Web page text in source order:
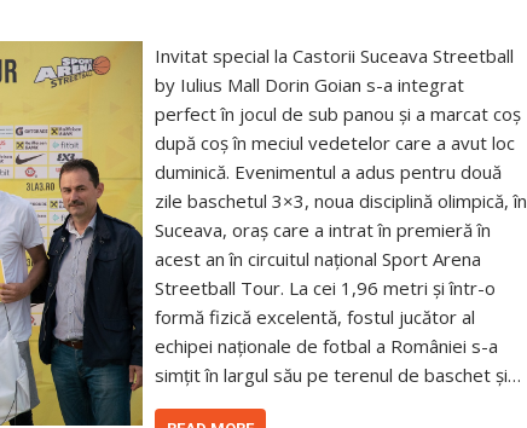
Invitat special la Castorii Suceava Streetball
by Iulius Mall Dorin Goian s-a integrat
perfect în jocul de sub panou și a marcat coș
după coș în meciul vedetelor care a avut loc
duminică. Evenimentul a adus pentru două
zile baschetul 3×3, noua disciplină olimpică, în
Suceava, oraș care a intrat în premieră în
acest an în circuitul național Sport Arena
Streetball Tour. La cei 1,96 metri și într-o
formă fizică excelentă, fostul jucător al
echipei naționale de fotbal a României s-a
simțit în largul său pe terenul de baschet și…